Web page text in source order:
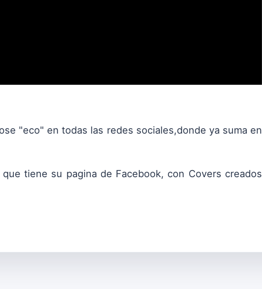
"eco" en todas las redes sociales,donde ya suma en
tiene su pagina de Facebook, con Covers creados